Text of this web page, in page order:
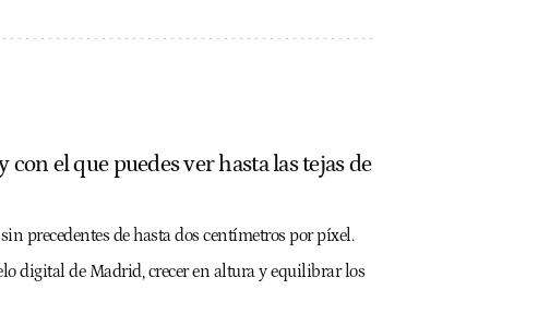
el que puedes ver hasta las tejas de
precedentes de hasta dos centímetros por píxel.
digital de Madrid, crecer en altura y equilibrar los